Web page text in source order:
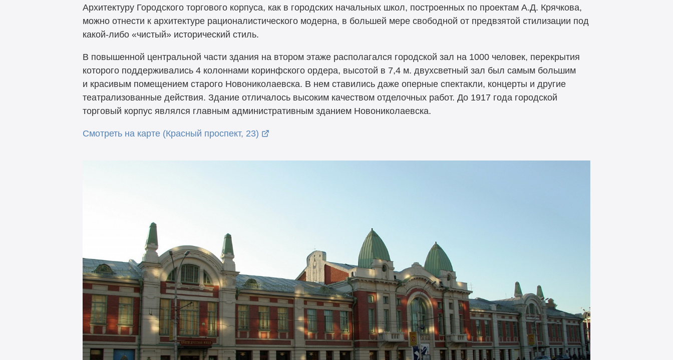
Архитектуру Городского торгового корпуса, как в городских начальных школ, построенных по проектам А.Д. Крячкова,
можно отнести к архитектуре рационалистического модерна, в большей мере свободной от предвзятой стилизации под
какой-либо «чистый» исторический стиль.
В повышенной центральной части здания на втором этаже располагался городской зал на 1000 человек, перекрытия
которого поддерживались 4 колоннами коринфского ордера, высотой в 7,4 м. двухсветный зал был самым большим
и красивым помещением старого Новониколаевска. В нем ставились даже оперные спектакли, концерты и другие
театрализованные действия. Здание отличалось высоким качеством отделочных работ. До 1917 года городской
торговый корпус являлся главным административным зданием Новониколаевска.
Смотреть на карте (Красный проспект, 23)